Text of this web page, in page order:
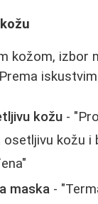
kožom, izbor
kožu -
osetljivu kožu i
maska -